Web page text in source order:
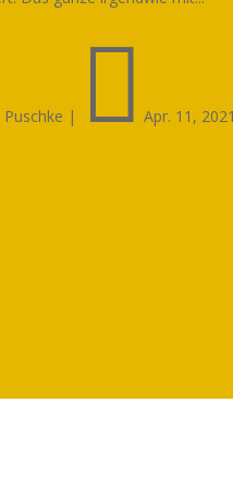
Puschke |  Apr. 11,